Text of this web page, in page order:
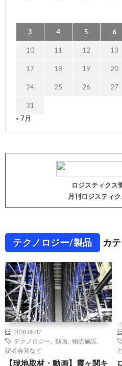
3 4 5 6
10 11 12 13
17 18 19 20
24 25 26 27
31
« 7月
ロジスティクス
月刊ロジスティ
テクノロジー/製品 カ
2026.08.07
テクノロジー
動画 物流施設
記者会見など
【現地取材・動画】霞ヶ関キ